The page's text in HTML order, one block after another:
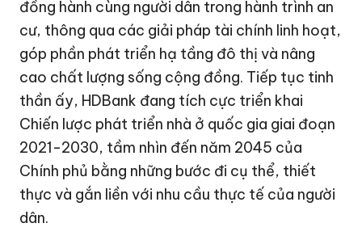
đồng hành cùng người dân trong hành trình an
cư, thông qua các giải pháp tài chính linh hoạt,
góp phần phát triển hạ tầng đô thị và nâng
cao chất lượng sống cộng đồng. Tiếp tục tinh
thần ấy, HDBank đang tích cực triển khai
Chiến lược phát triển nhà ở quốc gia giai đoạn
2021-2030, tầm nhìn đến năm 2045 của
Chính phủ bằng những bước đi cụ thể, thiết
thực và gắn liền với nhu cầu thực tế của người
dân.